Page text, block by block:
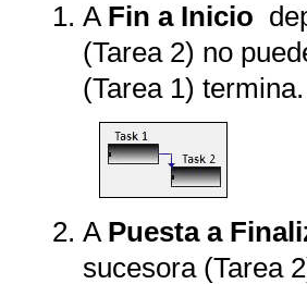
A Fin a Inicio
(Tarea 2) no
(Tarea 1) termina.
A Puesta a
sucesora (Tarea